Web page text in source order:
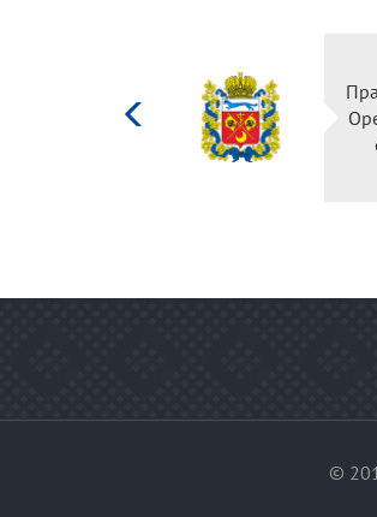
культуры
Российской
©